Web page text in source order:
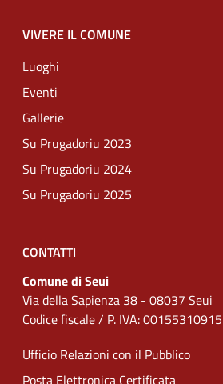
VIVERE IL COMUNE
Luoghi
Eventi
Gallerie
Su Prugadoriu 2023
Su Prugadoriu 2024
Su Prugadoriu 2025
CONTATTI
Comune di Seui
Via della Sapienza 38 - 08037 Seui
Codice fiscale / P. IVA: 00155310915
Ufficio Relazioni con il Pubblico
Posta Elettronica Certificata